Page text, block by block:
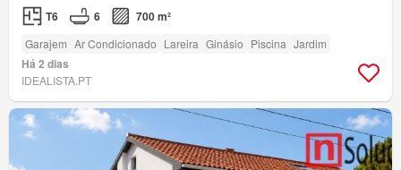
T6 6 700 m²
Garajem Ar Condicionado Lareira Ginásio Piscina Jardim
Há 2 dias
IDEALISTA.PT